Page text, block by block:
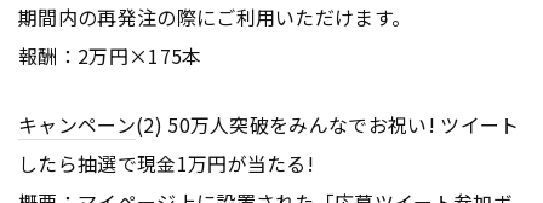
期間内の再発注の際にご利用いただけます。
報酬：2万円×175本
キャンペーン(2) 50万人突破をみんなでお祝い! ツイート
したら抽選で現金1万円が当たる!